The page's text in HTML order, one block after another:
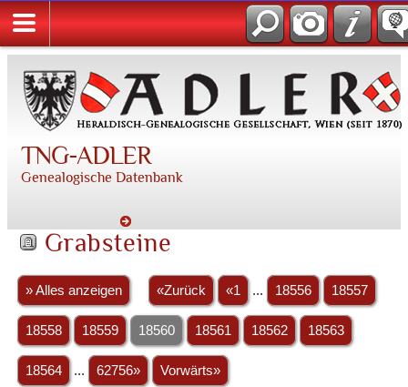
TNG-ADLER
Genealogische Datenbank
Grabsteine
» Alles anzeigen «Zurück «1 ... 18556 18557
18558 18559 18560 18561 18562 18563
18564 ... 62756» Vorwärts»